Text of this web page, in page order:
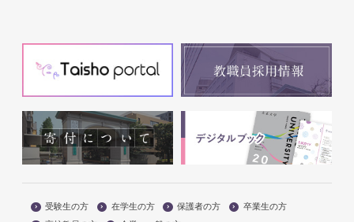
受験生の方 在学生の方 保護者の方
卒業生の方